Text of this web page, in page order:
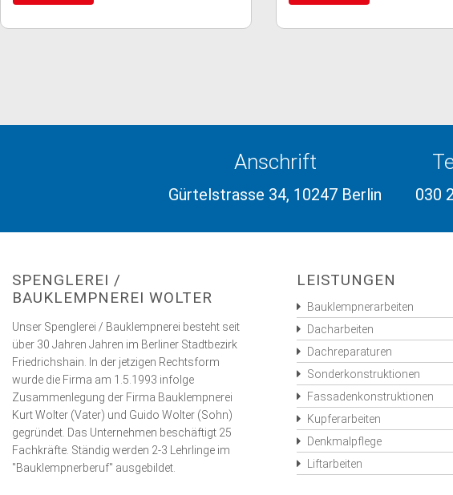
Anschrift
Gürtelstrasse 34, 10247 Berlin 030
SPENGLEREI /
BAUKLEMPNEREI WOLTER
Unser Spenglerei / Bauklempnerei besteht seit
über 30 Jahren Jahren im Berliner Stadtbezirk
Friedrichshain. In der jetzigen Rechtsform
wurde die Firma am 1.5.1993 infolge
Zusammenlegung der Firma Bauklempnerei
Kurt Wolter (Vater) und Guido Wolter (Sohn)
gegründet. Das Unternehmen beschäftigt 25
Fachkräfte. Ständig werden 2-3 Lehrlinge im
"Bauklempnerberuf" ausgebildet.
LEISTUNGEN
Bauklempnerarbeiten
Dacharbeiten
Dachreparaturen
Sonderkonstruktionen
Fassadenkonstruktionen
Kupferarbeiten
Denkmalpflege
Liftarbeiten